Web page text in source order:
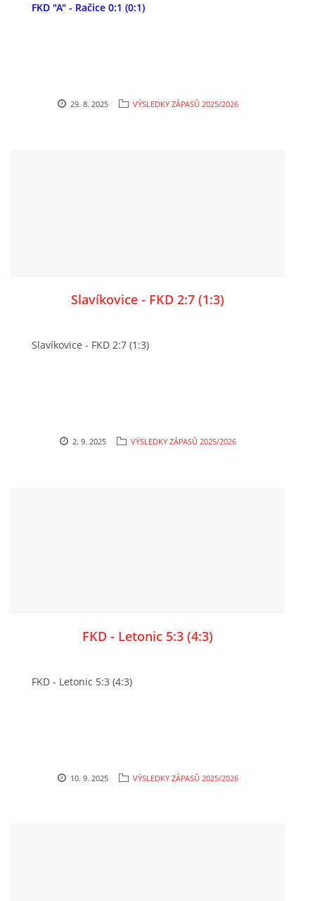
FKD "A" - Račice 0:1 (0:1)
29. 8. 2025 VÝSLEDKY ZÁPASŮ 2025/2026
Slavíkovice - FKD 2:7 (1:3)
Slavíkovice - FKD 2:7 (1:3)
2. 9. 2025 VÝSLEDKY ZÁPASŮ 2025/2026
FKD - Letonic 5:3 (4:3)
FKD - Letonic 5:3 (4:3)
10. 9. 2025 VÝSLEDKY ZÁPASŮ 2025/2026